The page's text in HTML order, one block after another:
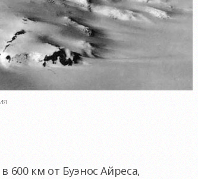
600 км от Буэнос Айреса,